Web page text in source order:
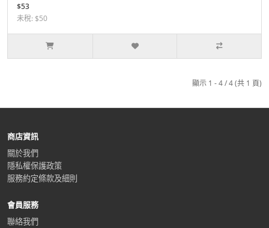
$53
未稅: $50
顯示 1 - 4 / 4 (共 1 頁)
商店資訊
關於我們
隱私權保護政策
服務約定條款及細則
會員服務
聯絡我們